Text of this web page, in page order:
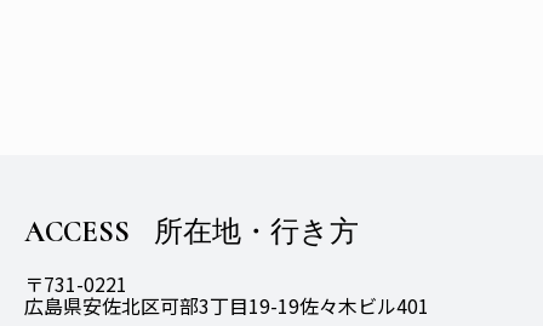
ACCESS 所在地・行き方
〒731-0221
広島県安佐北区可部3丁目19-19佐々木ビル401